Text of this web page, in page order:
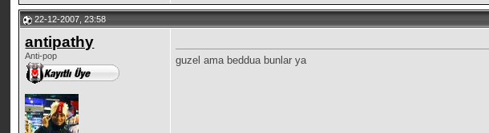
22-12-2007, 23:58
antipathy
Anti-pop guzel ama beddua bunlar ya